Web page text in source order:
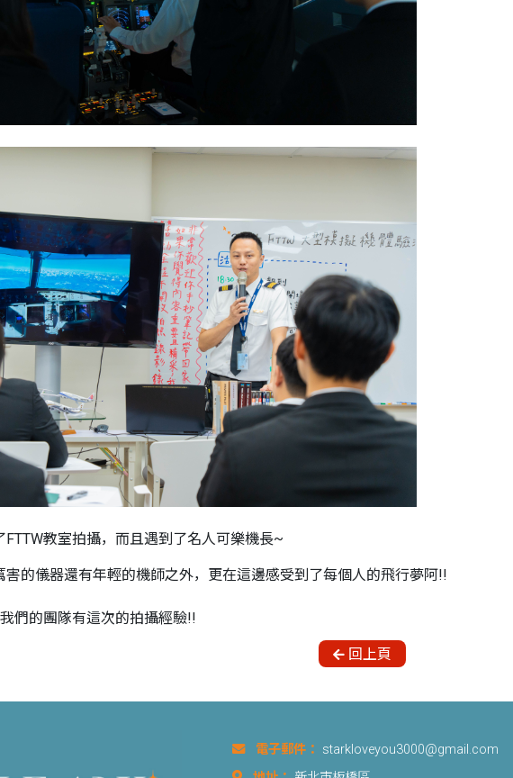
教室拍攝，而且遇到了名人可樂機長~
害的儀器還有年輕的機師之外，更在這邊感受到了每個人的飛行夢阿!!
們的團隊有這次的拍攝經驗!!
回上頁
電子郵件： starkloveyou3000@gmail.com